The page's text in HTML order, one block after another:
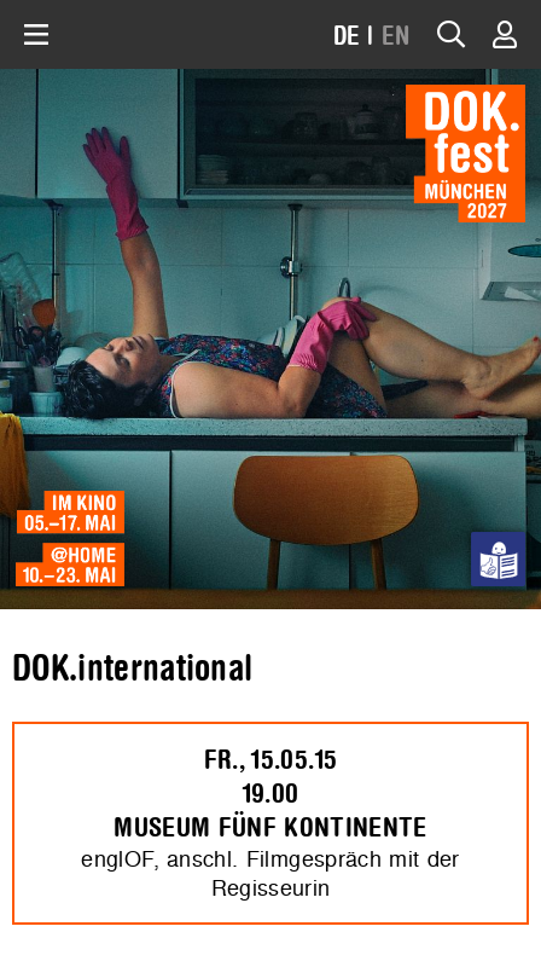
DE | EN
DOK.international
FR., 15.05.15
19.00
MUSEUM FÜNF KONTINENTE
englOF, anschl. Filmgespräch mit der
Regisseurin